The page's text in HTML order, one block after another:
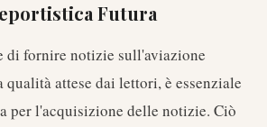
Futura
di fornire notizie sull'aviazione
attese dai lettori, è essenziale
per l'acquisizione delle notizie. Ciò